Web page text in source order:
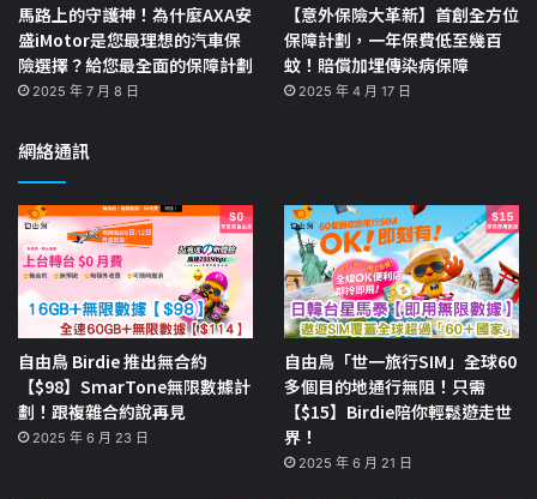
馬路上的守護神！為什麼AXA安
盛iMotor是您最理想的汽車保
險選擇？給您最全面的保障計劃
2025 年 7 月 8 日
【意外保險大革新】首創全方位
保障計劃，一年保費低至幾百
蚊！賠償加埋傳染病保障
2025 年 4 月 17 日
網絡通訊
自由鳥 Birdie 推出無合約
【$98】SmarTone無限數據計
劃！跟複雜合約說再見
2025 年 6 月 23 日
自由鳥「世一旅行SIM」全球60
多個目的地通行無阻！只需
【$15】Birdie陪你輕鬆遊走世
界！
2025 年 6 月 21 日